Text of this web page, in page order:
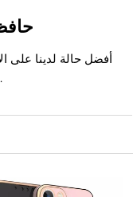
أفضل حالة لدينا على
وأكثر من ذلك بكثير.